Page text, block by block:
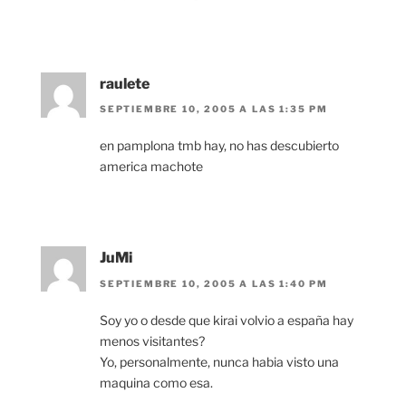
raulete
SEPTIEMBRE 10, 2005 A LAS 1:35 PM
en pamplona tmb hay, no has descubierto
america machote
JuMi
SEPTIEMBRE 10, 2005 A LAS 1:40 PM
Soy yo o desde que kirai volvio a españa hay
menos visitantes?
Yo, personalmente, nunca habia visto una
maquina como esa.